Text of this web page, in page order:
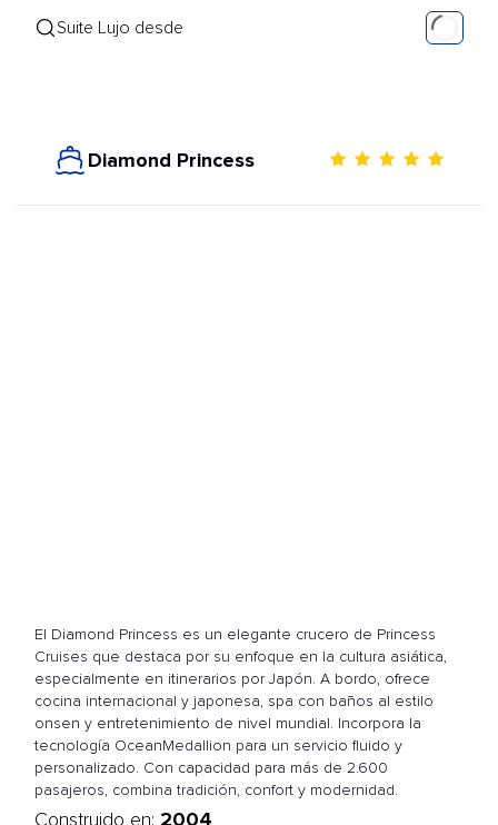
Suite Lujo desde
Diamond Princess
El Diamond Princess es un elegante crucero de Princess
Cruises que destaca por su enfoque en la cultura asiática,
especialmente en itinerarios por Japón. A bordo, ofrece
cocina internacional y japonesa, spa con baños al estilo
onsen y entretenimiento de nivel mundial. Incorpora la
tecnología OceanMedallion para un servicio fluido y
personalizado. Con capacidad para más de 2.600
pasajeros, combina tradición, confort y modernidad.
Construido en: 2004